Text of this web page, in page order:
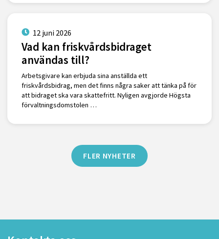
12 juni 2026
Vad kan friskvårdsbidraget
användas till?
Arbetsgivare kan erbjuda sina anställda ett
friskvårdsbidrag, men det finns några saker att tänka på för
att bidraget ska vara skattefritt. Nyligen avgjorde Högsta
förvaltningsdomstolen …
FLER NYHETER